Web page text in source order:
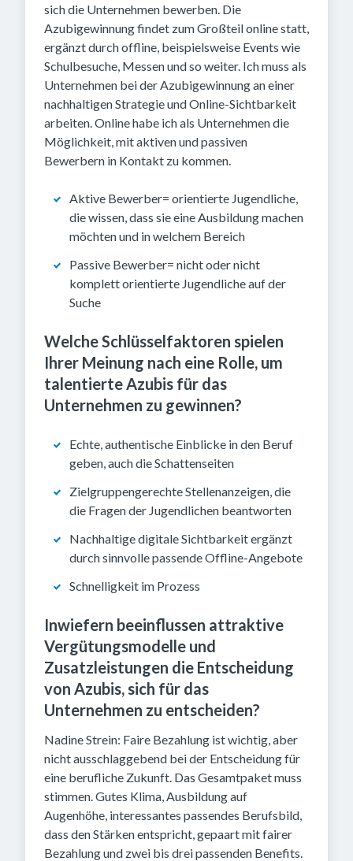
sich die Unternehmen bewerben. Die
Azubigewinnung findet zum Großteil online statt,
ergänzt durch offline, beispielsweise Events wie
Schulbesuche, Messen und so weiter. Ich muss als
Unternehmen bei der Azubigewinnung an einer
nachhaltigen Strategie und Online-Sichtbarkeit
arbeiten. Online habe ich als Unternehmen die
Möglichkeit, mit aktiven und passiven
Bewerbern in Kontakt zu kommen.
Aktive Bewerber= orientierte Jugendliche,
die wissen, dass sie eine Ausbildung machen
möchten und in welchem Bereich
Passive Bewerber= nicht oder nicht
komplett orientierte Jugendliche auf der
Suche
Welche Schlüsselfaktoren spielen
Ihrer Meinung nach eine Rolle, um
talentierte Azubis für das
Unternehmen zu gewinnen?
Echte, authentische Einblicke in den Beruf
geben, auch die Schattenseiten
Zielgruppengerechte Stellenanzeigen, die
die Fragen der Jugendlichen beantworten
Nachhaltige digitale Sichtbarkeit ergänzt
durch sinnvolle passende Offline-Angebote
Schnelligkeit im Prozess
Inwiefern beeinflussen attraktive
Vergütungsmodelle und
Zusatzleistungen die Entscheidung
von Azubis, sich für das
Unternehmen zu entscheiden?
Nadine Strein: Faire Bezahlung ist wichtig, aber
nicht ausschlaggebend bei der Entscheidung für
eine berufliche Zukunft. Das Gesamtpaket muss
stimmen. Gutes Klima, Ausbildung auf
Augenhöhe, interessantes passendes Berufsbild,
dass den Stärken entspricht, gepaart mit fairer
Bezahlung und zwei bis drei passenden Benefits.